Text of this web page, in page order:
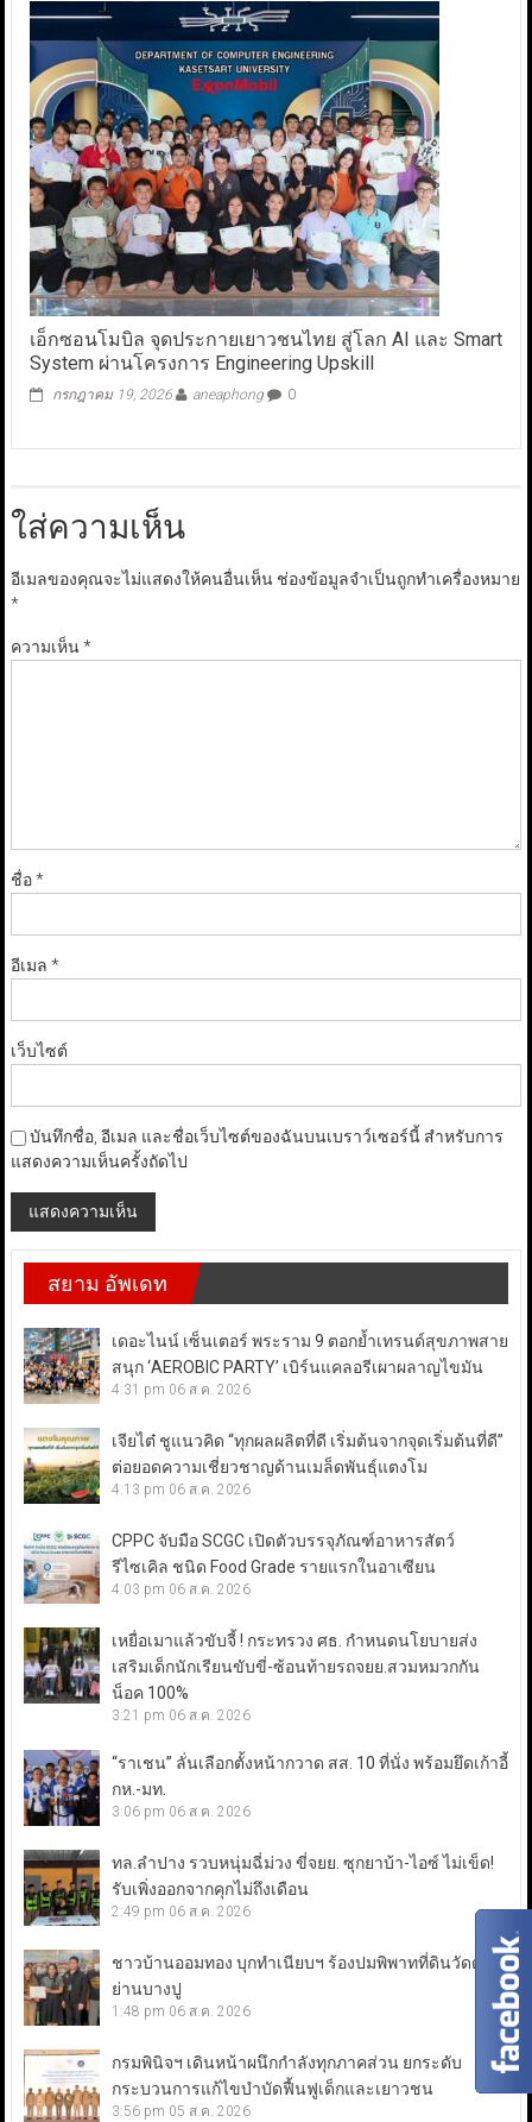
เอ็กซอนโมบิล จุดประกายเยาวชนไทย สู่โลก AI และ Smart
System ผ่านโครงการ Engineering Upskill
กรกฎาคม 19, 2026 aneaphong 0
ใส่ความเห็น
อีเมลของคุณจะไม่แสดงให้คนอื่นเห็น ช่องข้อมูลจำเป็นถูกทำเครื่องหมาย
*
ความเห็น*
ชื่อ*
อีเมล *
เว็บไซต์
บันทึกชื่อ, อีเมล และชื่อเว็บไซต์ของฉันบนเบราว์เซอร์นี้ สำหรับการ
แสดงความเห็นครั้งถัดไป
สยาม อัพเดท
เดอะไนน์ เซ็นเตอร์ พระราม 9 ตอกย้ำเทรนด์สุขภาพสาย
สนุก ‘AEROBIC PARTY’ เบิร์นแคลอรีเผาผลาญไขมัน
4:31 pm 06 ส.ค. 2026
เจียไต๋ ชูแนวคิด “ทุกผลผลิตที่ดี เริ่มต้นจากจุดเริ่มต้นที่ดี”
ต่อยอดความเชี่ยวชาญด้านเมล็ดพันธุ์แตงโม
4:13 pm 06 ส.ค. 2026
CPPC จับมือ SCGC เปิดตัวบรรจุภัณฑ์อาหารสัตว์
รีไซเคิล ชนิด Food Grade รายแรกในอาเซียน
4:03 pm 06 ส.ค. 2026
เหยื่อเมาแล้วขับจี้ ! กระทรวง ศธ. กำหนดนโยบายส่ง
เสริมเด็กนักเรียนขับขี่-ซ้อนท้ายรถจยย.สวมหมวกกัน
น็อค 100%
3:21 pm 06 ส.ค. 2026
“ราเชน” ลั่นเลือกตั้งหน้ากวาด สส. 10 ที่นั่ง พร้อมยึดเก้าอี้
กห.-มท.
3:06 pm 06 ส.ค. 2026
ทล.ลำปาง รวบหนุ่มฉี่ม่วง ขี่จยย. ซุกยาบ้า-ไอซ์ ไม่เข็ด!
รับเพิ่งออกจากคุกไม่ถึงเดือน
2:49 pm 06 ส.ค. 2026
ชาวบ้านออมทอง บุกทำเนียบฯ ร้องปมพิพาทที่ดินวัดดัง
ย่านบางปู
1:48 pm 06 ส.ค. 2026
กรมพินิจฯ เดินหน้าผนึกกำลังทุกภาคส่วน ยกระดับ
กระบวนการแก้ไขบำบัดฟื้นฟูเด็กและเยาวชน
3:56 pm 05 ส.ค. 2026